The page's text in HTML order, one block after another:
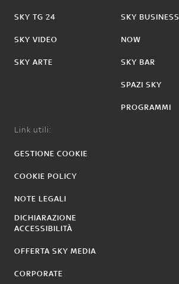
SKY TG 24
SKY VIDEO
SKY ARTE
SKY BUSINESS
NOW
SKY BAR
SPAZI SKY
PROGRAMMI
Link utili:
GESTIONE COOKIE
COOKIE POLICY
NOTE LEGALI
DICHIARAZIONE
ACCESSIBILITÀ
OFFERTA SKY MEDIA
CORPORATE